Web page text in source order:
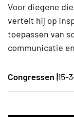
Voor diegene
vertelt hij op
toepassen van
communicatie
Congressen |15-